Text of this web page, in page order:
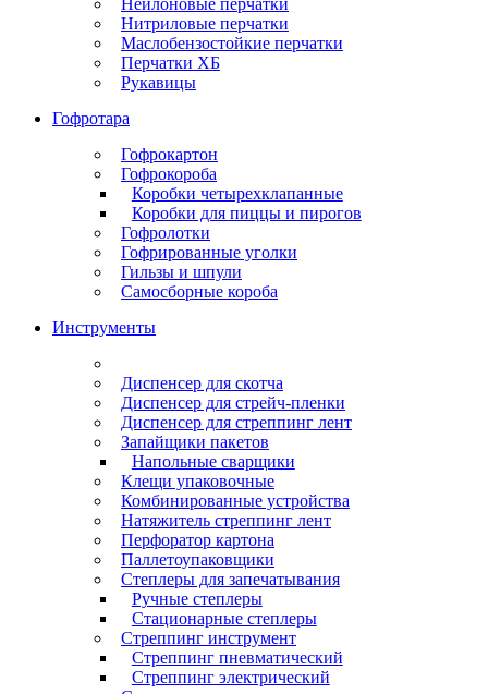
Нейлоновые перчатки
Нитриловые перчатки
Маслобензостойкие перчатки
Перчатки ХБ
Рукавицы
Гофротара
Гофрокартон
Гофрокороба
Коробки четырехклапанные
Коробки для пиццы и пирогов
Гофролотки
Гофрированные уголки
Гильзы и шпули
Самосборные короба
Инструменты
Диспенсер для скотча
Диспенсер для стрейч-пленки
Диспенсер для стреппинг лент
Запайщики пакетов
Напольные сварщики
Клещи упаковочные
Комбинированные устройства
Натяжитель стреппинг лент
Перфоратор картона
Паллетоупаковщики
Степлеры для запечатывания
Ручные степлеры
Стационарные степлеры
Стреппинг инструмент
Стреппинг пневматический
Стреппинг электрический